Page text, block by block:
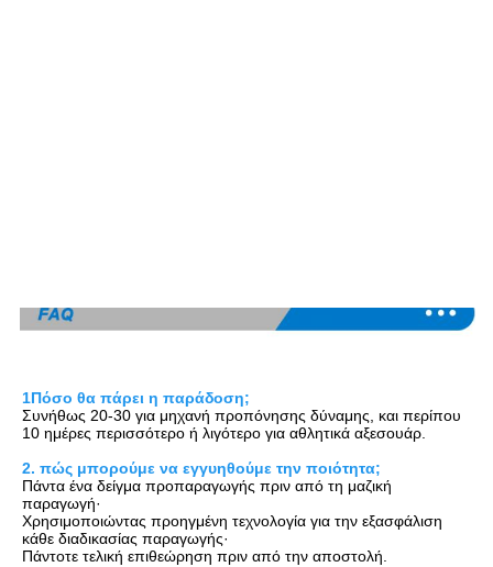
1Πόσο θα πάρει η παράδοση;
Συνήθως 20-30 για μηχανή προπόνησης δύναμης, και περίπου
10 ημέρες περισσότερο ή λιγότερο για αθλητικά αξεσουάρ.
2. πώς μπορούμε να εγγυηθούμε την ποιότητα;
Πάντα ένα δείγμα προπαραγωγής πριν από τη μαζική
παραγωγή·
Χρησιμοποιώντας προηγμένη τεχνολογία για την εξασφάλιση
κάθε διαδικασίας παραγωγής·
Πάντοτε τελική επιθεώρηση πριν από την αποστολή.